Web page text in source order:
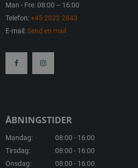
Man - Fre: 08:00 – 16:00
Telefon:+45 2022 2843
E-mail:Send en mail
ÅBNINGSTIDER
Mandag:
08:00 - 16:00
Tirsdag:
08:00 - 16:00
Onsdag:
08:00 - 16:00